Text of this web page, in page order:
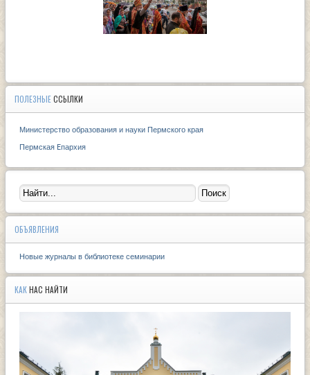
ПОЛЕЗНЫЕССЫЛКИ
Министерство образования и науки Пермского края
Пермская Eпархия
ОБЪЯВЛЕНИЯ
Новые журналы в библиотеке семинарии
КАКНАС НАЙТИ